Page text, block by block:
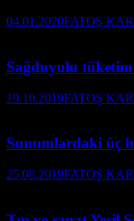
04.01.2020FATOŞ
Sağduyulu tüketim
19.10.2019FATOŞ
Sunumlardaki üç
25.08.2019FATOŞ